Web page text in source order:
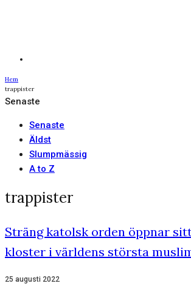
Hem
trappister
Senaste
Senaste
Äldst
Slumpmässig
A to Z
trappister
Sträng katolsk orden öppnar
kloster i världens största
25 augusti 2022